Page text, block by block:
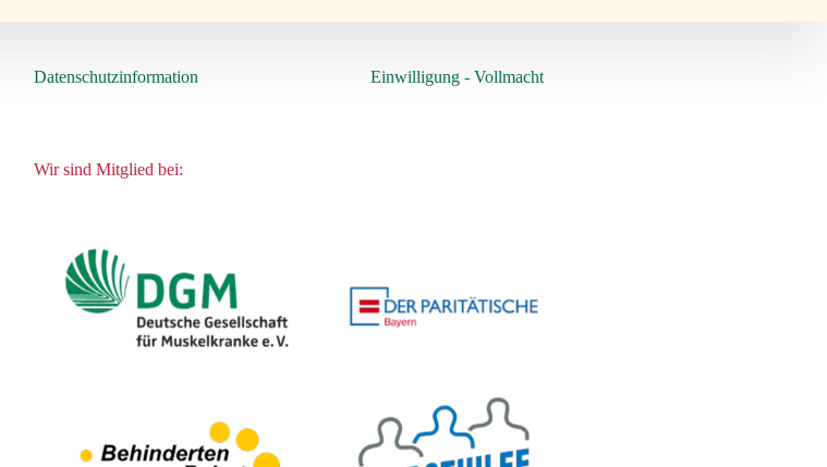
Datenschutzinformation Einwilligung - Vollmacht
Wir sind Mitglied bei: